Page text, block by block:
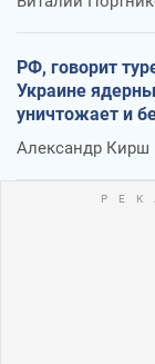
РФ, говорит
Украине
уничтожает и
Александр Кирш